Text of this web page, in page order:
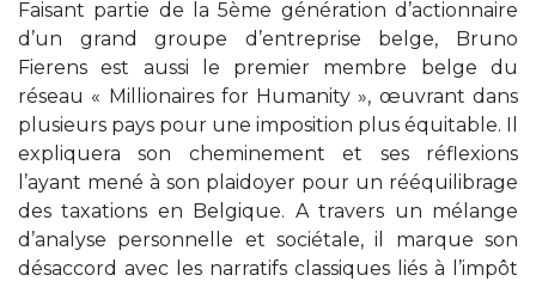
Faisant partie de la 5ème génération d’actionnaire
d’un grand groupe d’entreprise belge, Bruno
Fierens est aussi le premier membre belge du
réseau « Millionaires for Humanity », œuvrant dans
plusieurs pays pour une imposition plus équitable. Il
expliquera son cheminement et ses réflexions
l’ayant mené à son plaidoyer pour un rééquilibrage
des taxations en Belgique. A travers un mélange
d’analyse personnelle et sociétale, il marque son
désaccord avec les narratifs classiques liés à l’impôt